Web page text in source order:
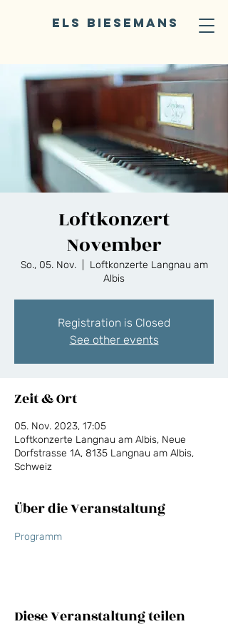
ELS BIESEMANS
Loftkonzert
November
So., 05. Nov.
  |
Loftkonzerte Langnau am
Albis
Registration is Closed
See other events
Zeit & Ort
05. Nov. 2023, 17:05
Loftkonzerte Langnau am Albis, Neue
Dorfstrasse 1A, 8135 Langnau am Albis,
Schweiz
Über die Veranstaltung
Programm
Diese Veranstaltung teilen